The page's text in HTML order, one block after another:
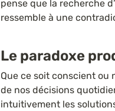
pense que la recherche
ressemble à une
Le paradoxe
Que ce soit conscient ou
de nos décisions
intuitivement les